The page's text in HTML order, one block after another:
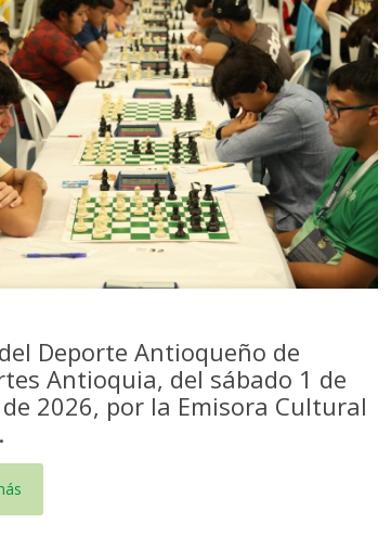
Deporte Antioqueño de
Antioquia, del sábado 1 de
2026, por la Emisora Cultural